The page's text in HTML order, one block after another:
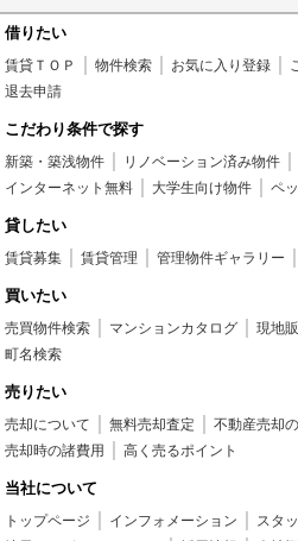
借りたい
賃貸ＴＯＰ 物件検索 お気に入り登録
退去申請
こだわり条件で探す
新築・築浅物件 リノベーション済み物件
インターネット無料
大学生向け物件 ペ
貸したい
賃貸募集 賃貸管理 管理物件ギャラリー
買いたい
売買物件検索 マンションカタログ 現地
町名検索
売りたい
売却について 無料売却査定 不動産売却
売却時の諸費用
高く売るポイント
当社について
トップページ インフォメーション
スタ